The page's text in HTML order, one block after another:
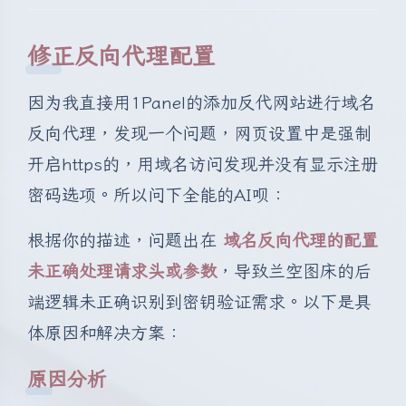
修正反向代理配置
因为我直接用1Panel的添加反代网站进行域名
反向代理，发现一个问题，网页设置中是强制
开启https的，用域名访问发现并没有显示注册
密码选项。所以问下全能的AI呗：
根据你的描述，问题出在 域名反向代理的配置
未正确处理请求头或参数，导致兰空图床的后
端逻辑未正确识别到密钥验证需求。以下是具
体原因和解决方案：
原因分析